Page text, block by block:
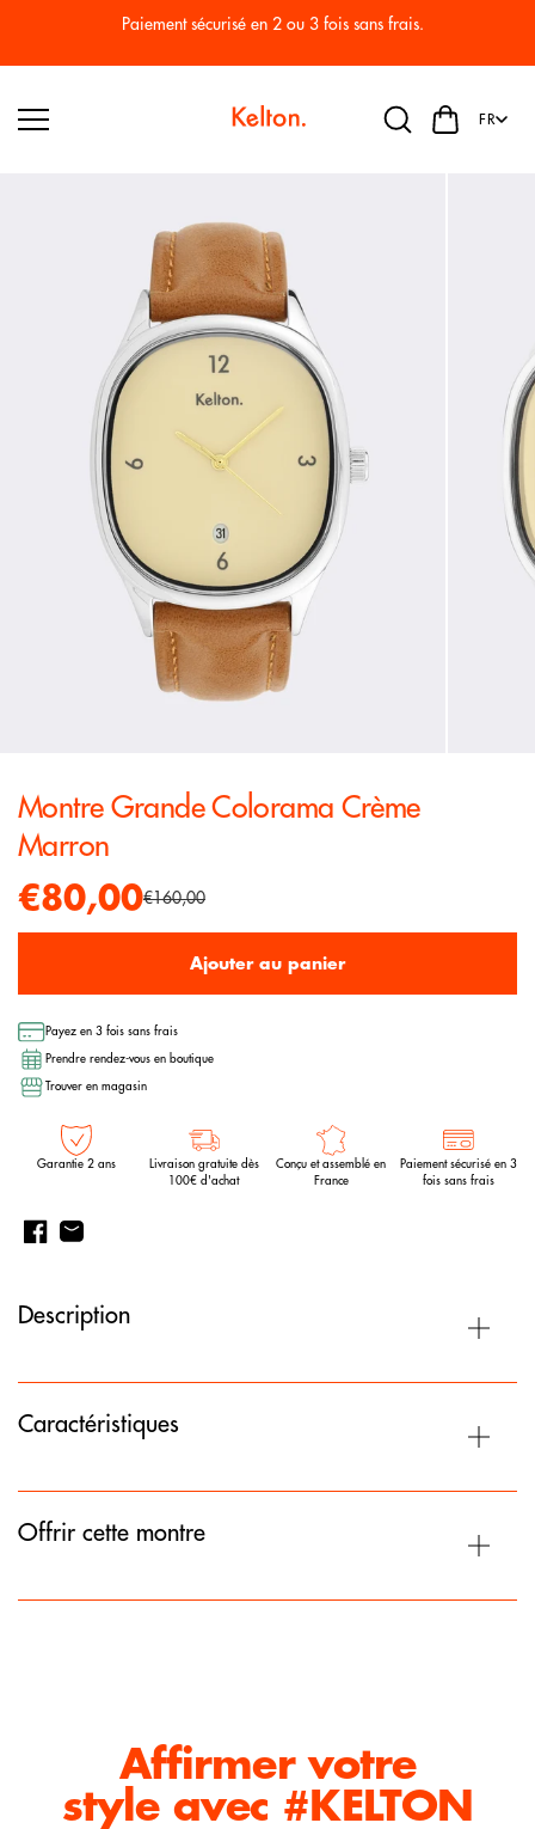
Paiement sécurisé en 2 ou 3 fois sans frais.
FR
Montre Grande Colorama Crème
Marron
€80,00€160,00
Ajouter au panier
Payez en 3 fois sans frais
Prendre rendez-vous en boutique
Trouver en magasin
Garantie 2 ans
Livraison gratuite dès
100€ d'achat
Conçu et assemblé en
France
Paiement sécurisé en 3
fois sans frais
Description
Caractéristiques
Offrir cette montre
Affirmer votre
style avec #KELTON